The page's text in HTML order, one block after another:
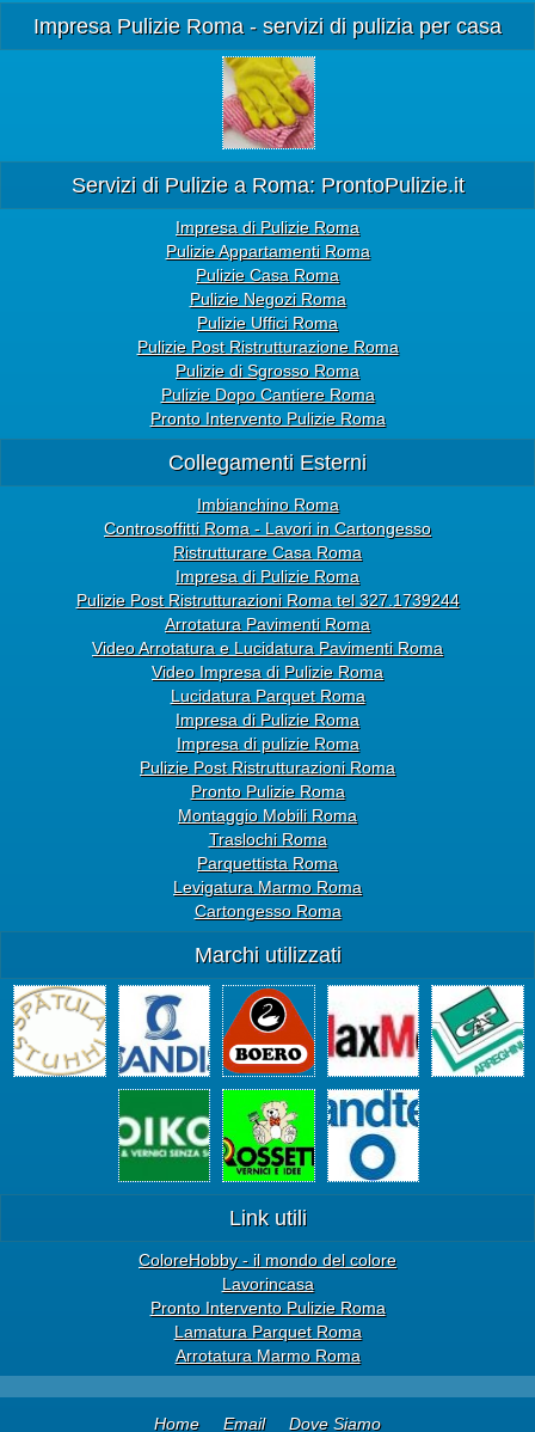
Impresa Pulizie Roma - servizi di pulizia per casa
Servizi di Pulizie a Roma: ProntoPulizie.it
Impresa di Pulizie Roma
Pulizie Appartamenti Roma
Pulizie Casa Roma
Pulizie Negozi Roma
Pulizie Uffici Roma
Pulizie Post Ristrutturazione Roma
Pulizie di Sgrosso Roma
Pulizie Dopo Cantiere Roma
Pronto Intervento Pulizie Roma
Collegamenti Esterni
Imbianchino Roma
Controsoffitti Roma - Lavori in Cartongesso
Ristrutturare Casa Roma
Impresa di Pulizie Roma
Pulizie Post Ristrutturazioni Roma tel 327.1739244
Arrotatura Pavimenti Roma
Video Arrotatura e Lucidatura Pavimenti Roma
Video Impresa di Pulizie Roma
Lucidatura Parquet Roma
Impresa di Pulizie Roma
Impresa di pulizie Roma
Pulizie Post Ristrutturazioni Roma
Pronto Pulizie Roma
Montaggio Mobili Roma
Traslochi Roma
Parquettista Roma
Levigatura Marmo Roma
Cartongesso Roma
Marchi utilizzati
Link utili
ColoreHobby - il mondo del colore
Lavorincasa
Pronto Intervento Pulizie Roma
Lamatura Parquet Roma
Arrotatura Marmo Roma
Home Email Dove Siamo